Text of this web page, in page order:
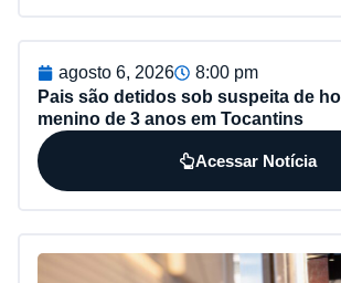
agosto 6, 2026
8:00 pm
Pais são detidos sob suspeita de
menino de 3 anos em Tocantins
Acessar Notícia